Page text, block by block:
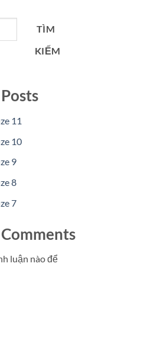
TÌM
KIẾM
11
10
9
8
7
luận nào để